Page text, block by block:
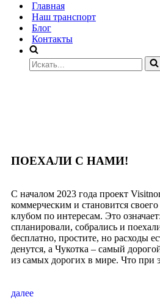
Главная
Наш транспорт
Блог
Контакты
ПОЕХАЛИ С НАМИ!
С началом 2023 года проект
коммерческим и становится
клубом по интересам. Это
спланировали, собрались и
бесплатно, простите, но расходы
денутся, а Чукотка – самый
из самых дорогих в мире. Что при
далее